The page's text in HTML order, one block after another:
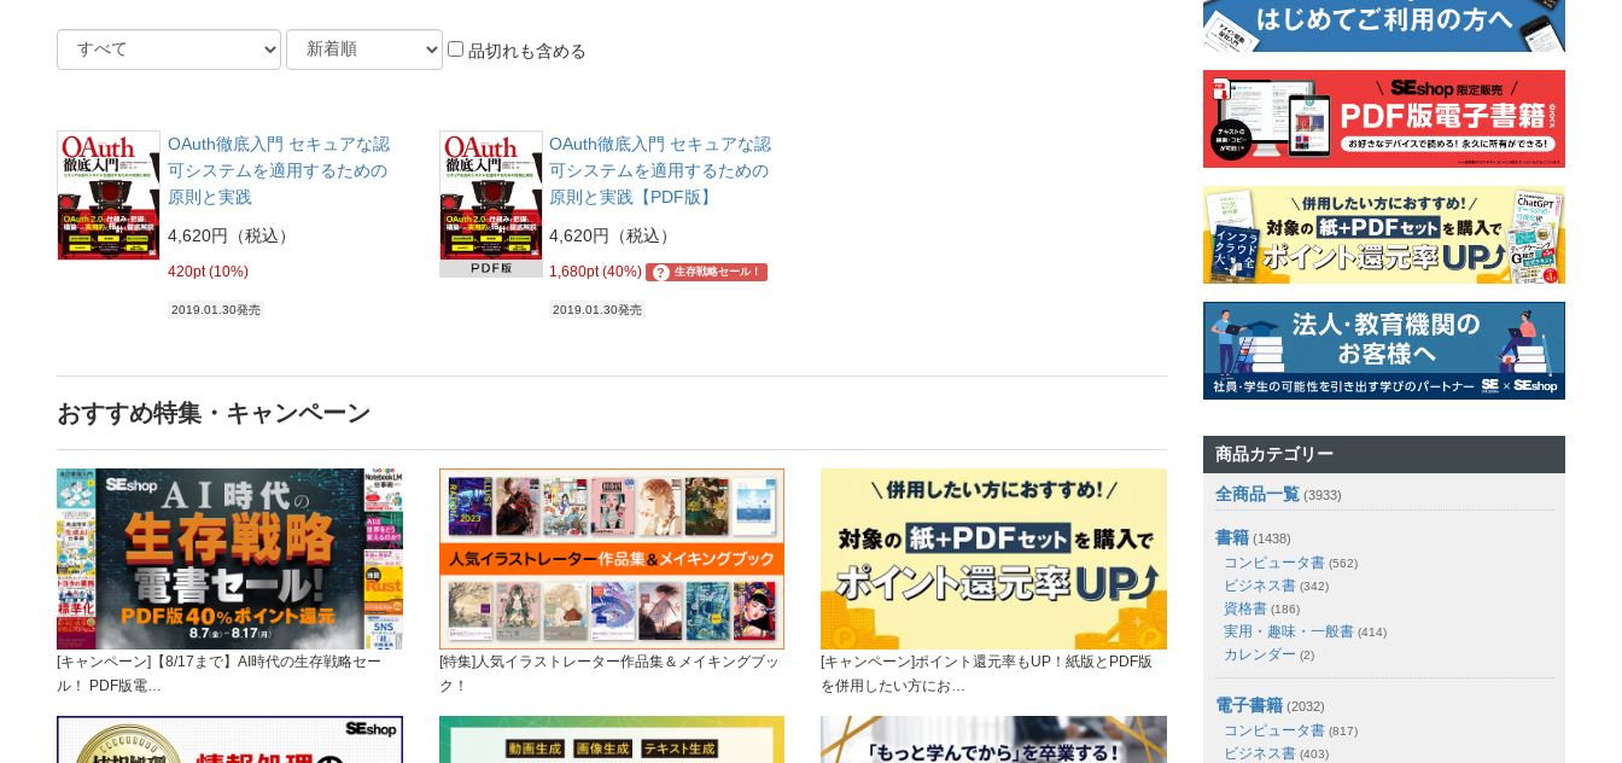
品切れも含める
OAuth徹底入門 セキュアな認
可システムを適用するための
原則と実践
4,620円（税込）
420pt (10%)
2019.01.30発売
OAuth徹底入門 セキュアな認
可システムを適用するための
原則と実践【PDF版】
4,620円（税込）
1,680pt (40%) ? 生存戦略セール！
2019.01.30発売
おすすめ特集・キャンペーン
[キャンペーン]【8/17まで】AI時代の生存戦略セー
ル！ PDF版電…
[特集]人気イラストレーター作品集＆メイキングブッ
ク！
[キャンペーン]ポイント還元率もUP！紙版とPDF版
を併用したい方にお…
商品カテゴリー
全商品一覧 (3933)
書籍 (1438)
コンピュータ書 (562)
ビジネス書 (342)
資格書 (186)
実用・趣味・一般書 (414)
カレンダー (2)
電子書籍 (2032)
コンピュータ書 (817)
ビジネス書 (403)